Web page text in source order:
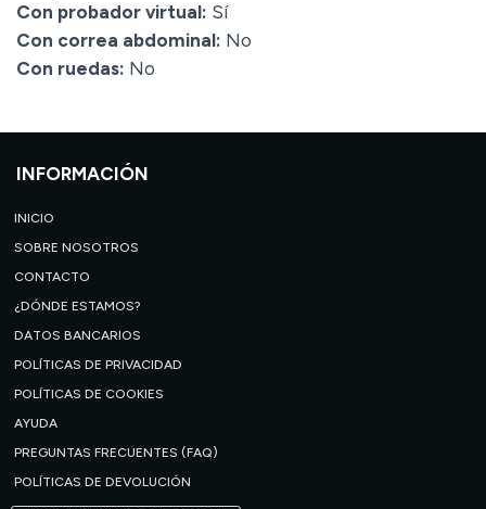
Con probador virtual: Sí
Con correa abdominal: No
Con ruedas: No
INFORMACIÓN
INICIO
SOBRE NOSOTROS
CONTACTO
¿DÓNDE ESTAMOS?
DATOS BANCARIOS
POLÍTICAS DE PRIVACIDAD
POLÍTICAS DE COOKIES
AYUDA
PREGUNTAS FRECUENTES (FAQ)
POLÍTICAS DE DEVOLUCIÓN